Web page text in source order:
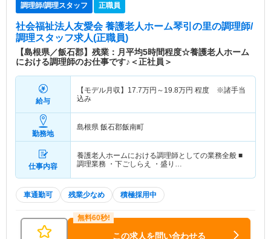
老人ホームなどを運営しています。利用者様だけで
ービスの質の向上にも取り組んでいます。
調理師/調理スタッフ 正職員
社会福祉法人友愛会 養護老人ホーム琴引の里の調理師/
調理スタッフ求人(正職員)
【島根県／飯石郡】残業：月平均5時間程度☆養護老人ホーム
における調理師のお仕事です♪＜正社員＞
給与
【モデル月収】 17.7万円～ 19.8万円 程度 ※諸手当
込み
勤務地
島根県 飯石郡飯南町
仕事内容
養護老人ホームにおける調理師としての業務全般 ■
調理業務 ・下ごしらえ ・盛り…
車通勤可 残業少なめ 積極採用中
この求人を問い合わせる